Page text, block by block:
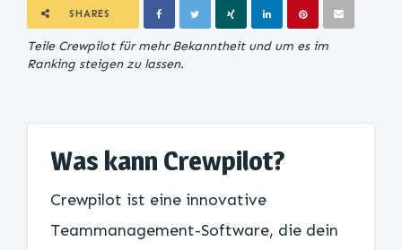
SHARES
Teile Crewpilot für mehr Bekanntheit und um es im
Ranking steigen zu lassen.
Was kann Crewpilot?
Crewpilot ist eine innovative
Teammanagement-Software, die dein